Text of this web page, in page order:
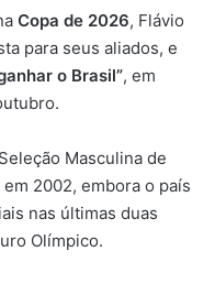
Copa de 2026, Flávio
para seus aliados, e
o Brasil”, em
Masculina de
2002, embora o país
nas últimas duas
Olímpico.